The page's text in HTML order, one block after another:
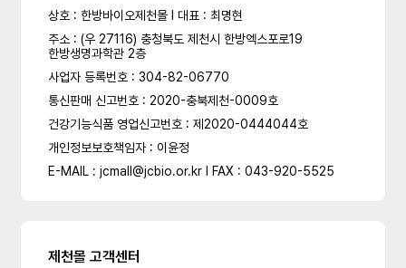
상호 : 한방바이오제천몰 l 대표 : 최명현
주소 : (우 27116) 충청북도 제천시 한방엑스포로19
한방생명과학관 2층
사업자 등록번호 : 304-82-06770
통신판매 신고번호 : 2020-충북제천-0009호
건강기능식품 영업신고번호 : 제2020-0444044호
개인정보보호책임자 : 이윤정
E-MAIL : jcmall@jcbio.or.kr l FAX : 043-920-5525
제천몰 고객센터